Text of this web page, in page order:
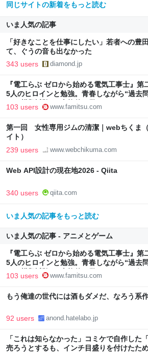
同じサイトの新着をもっと読む
いま人気の記事
「好きなことを仕事にしたい」若者への豊
て、ぐうの音も出なかった
343 users diamond.jp
『電工らぶ ゼロから始める電気工事士』
5人のヒロインと勉強。青春しながら“過去
CBT模擬試験”で本格的に学べるノベルゲー
最新情報のファミ通.com
103 users www.famitsu.com
第一回 女性専用ジムの清潔｜webちくま
イト）
239 users www.webchikuma.com
Web API設計の現在地2026 - Qiita
340 users qiita.com
いま人気の記事をもっと読む
いま人気の記事 - アニメとゲーム
『電工らぶ ゼロから始める電気工事士』
5人のヒロインと勉強。青春しながら“過去
CBT模擬試験”で本格的に学べるノベルゲー
103 users www.famitsu.com
もう俺達の世代には酒もダメだ、なろう系
92 users anond.hatelabo.jp
「これは知らなかった」コミケで自作した
売ろうとするも、インチ目盛りを付けたた